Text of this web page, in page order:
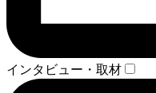
インタビュー・取材